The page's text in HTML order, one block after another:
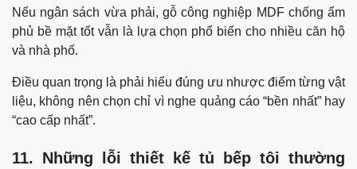
Nếu ngân sách vừa phải, gỗ công nghiệp MDF chống ẩm
phủ bề mặt tốt vẫn là lựa chọn phổ biến cho nhiều căn hộ
và nhà phố.
Điều quan trọng là phải hiểu đúng ưu nhược điểm từng vật
liệu, không nên chọn chỉ vì nghe quảng cáo “bền nhất” hay
“cao cấp nhất”.
11. Những lỗi thiết kế tủ bếp tôi thường